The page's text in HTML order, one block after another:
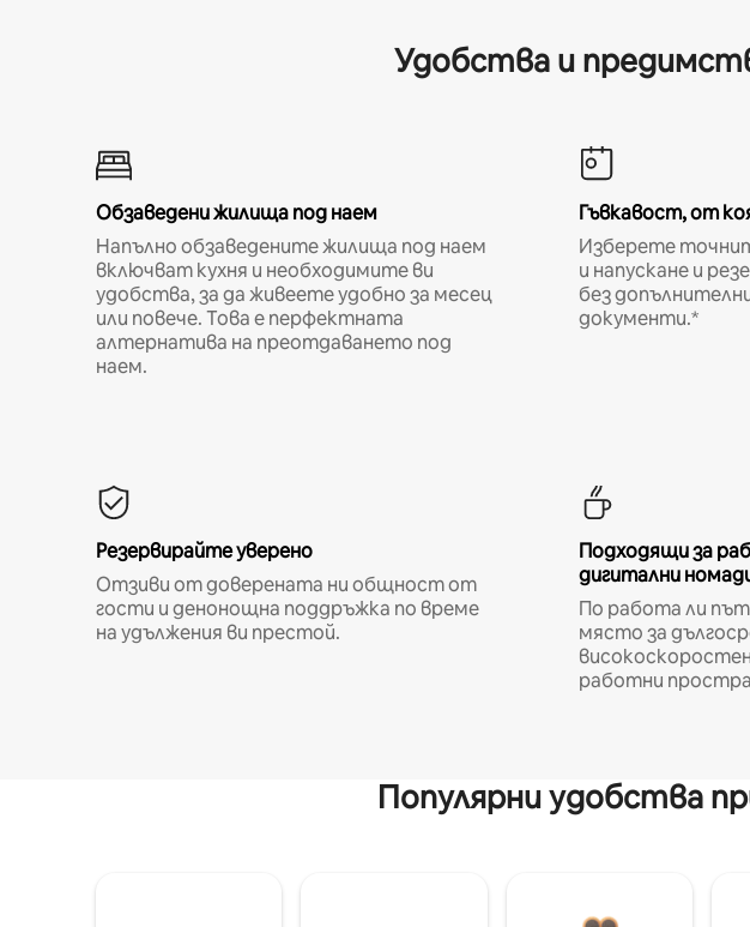
Удобства и
Обзаведени жилища под наем
Напълно обзаведените жилища под наем
включват кухня и необходимите ви
удобства, за да живеете удобно за месец
или повече. Това е перфектната
алтернатива на преотдаването под
наем.
Гъвкавост, от
Изберете
и напускане и
без
документи.*
Резервирайте уверено
Отзиви от доверената ни общност от
гости и денонощна поддръжка по време
на удължения ви престой.
Подходящи за
дигитални
По работа ли
място за
работни
Популярни удобства